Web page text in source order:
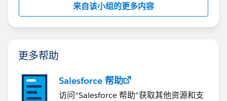
来自该小组的更多内容
更多帮助
Salesforce 帮助
访问“Salesforce 帮助”获取其他资源和支